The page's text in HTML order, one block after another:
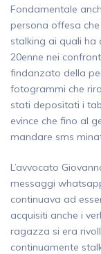
Fondamentale
persona offesa
stalking ai quali ha
20enne nei
findanzato della
fotogrammi che
stati depositati i
evince che fino al
mandare sms
L’avvocato
messaggi
continuava ad
acquisiti anche i
ragazza si era
continuamente